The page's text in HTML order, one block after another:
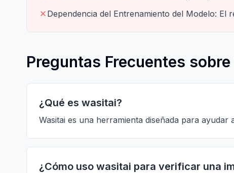
Dependencia del Entrenamiento del Modelo: El
Preguntas Frecuentes
¿Qué es wasitai?
Wasitai es una herramienta diseñada para
¿Cómo uso wasitai para verificar una